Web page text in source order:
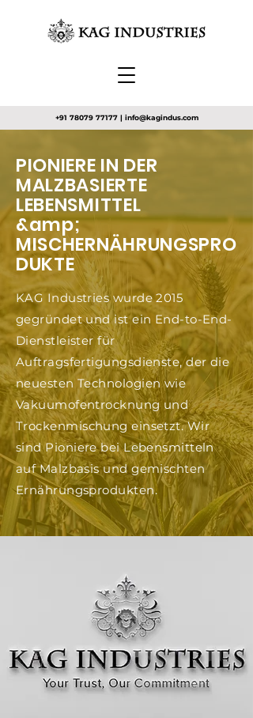
+91 78079 77177| info@kagindus.com
PIONIERE IN DER
MALZBASIERTE
LEBENSMITTEL
&amp;
MISCHERNÄHRUNGSPRO
DUKTE
KAG Industries wurde 2015
gegründet und ist ein End-to-End-
Dienstleister für
Auftragsfertigungsdienste, der die
neuesten Technologien wie
Vakuumofentrocknung und
Trockenmischung einsetzt. Wir
sind Pioniere bei Lebensmitteln
auf Malzbasis und gemischten
Ernährungsprodukten.